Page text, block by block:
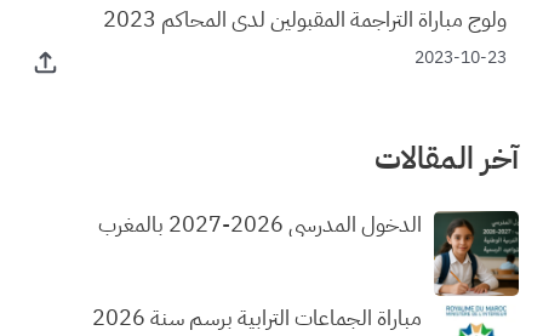
ولوج مباراة التراجمة المقبولين لدى المحاكم 2023
2023-10-23
آخر المقالات
الدخول المدرسي 2026-2027 بالمغرب
مباراة الجماعات الترابية برسم سنة 2026